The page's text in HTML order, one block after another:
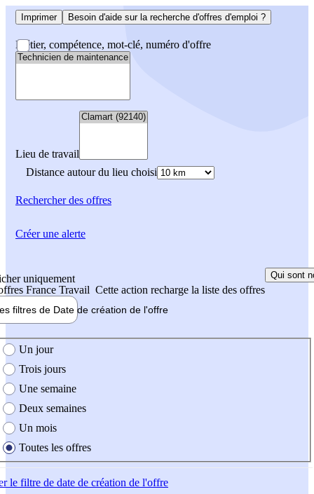
Imprimer Besoin d'aide sur la recherche d'offres d'emploi ?
Métier, compétence, mot-clé, numéro d'offre
Lieu de travail
Distance autour du lieu choisi
Rechercherdes offres
uniquement
France Travail Cette action recharge la liste des offres
Qui sont
filtres de Date de création de l'offre
création de l'offre
Un jour
Trois jours
Une semaine
Deux semaines
Un mois
Toutes les offres
le filtre de date de création de l'offre
Créer une alerte